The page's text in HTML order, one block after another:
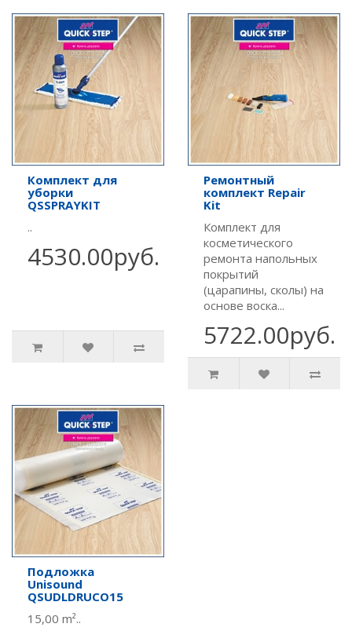
Комплект для
уборки
QSSPRAYKIT
..
4530.00руб.
Ремонтный
комплект Repair
Kit
Комплект для
косметического
ремонта напольных
покрытий
(царапины, сколы) на
основе воска...
5722.00руб.
Подложка
Unisound
QSUDLDRUCO15
15,00 m²..